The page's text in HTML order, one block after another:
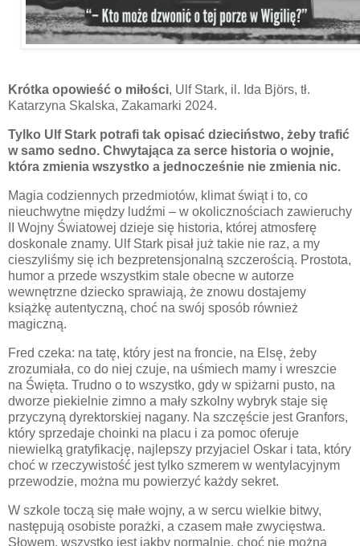
Krótka opowieść o miłości, Ulf Stark, il. Ida Björs, tł.
Katarzyna Skalska, Zakamarki 2024.
Tylko Ulf Stark potrafi tak opisać dzieciństwo, żeby trafić
w samo sedno. Chwytająca za serce historia o wojnie,
która zmienia wszystko a jednocześnie nie zmienia nic.
Magia codziennych przedmiotów, klimat świąt i to, co
nieuchwytne między ludźmi – w okolicznościach zawieruchy
II Wojny Światowej dzieje się historia, której atmosferę
doskonale znamy. Ulf Stark pisał już takie nie raz, a my
cieszyliśmy się ich bezpretensjonalną szczerością. Prostota,
humor a przede wszystkim stale obecne w autorze
wewnętrzne dziecko sprawiają, że znowu dostajemy
książkę autentyczną, choć na swój sposób również
magiczną.
Fred czeka: na tatę, który jest na froncie, na Elsę, żeby
zrozumiała, co do niej czuje, na uśmiech mamy i wreszcie
na Święta. Trudno o to wszystko, gdy w spiżarni pusto, na
dworze piekielnie zimno a mały szkolny wybryk staje się
przyczyną dyrektorskiej nagany. Na szczęście jest Granfors,
który sprzedaje choinki na placu i za pomoc oferuje
niewielką gratyfikację, najlepszy przyjaciel Oskar i tata, który
choć w rzeczywistość jest tylko szmerem w wentylacyjnym
przewodzie, można mu powierzyć każdy sekret.
W szkole toczą się małe wojny, a w sercu wielkie bitwy,
następują osobiste porażki, a czasem małe zwycięstwa.
Słowem, wszystko jest jakby normalnie, choć nie można